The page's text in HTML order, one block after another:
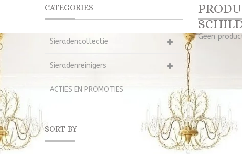
CATEGORIES
Sieradencollectie
Sieradenreinigers
ACTIES EN PROMOTIES
SORT BY
Geen